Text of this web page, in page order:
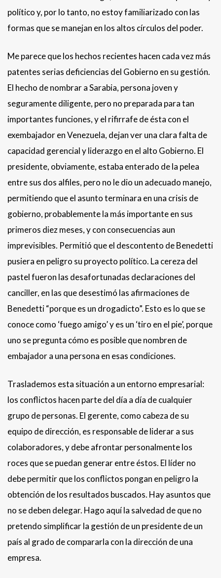
político y, por lo tanto, no estoy familiarizado con las
formas que se manejan en los altos círculos del poder.
Me parece que los hechos recientes hacen cada vez más
patentes serias deficiencias del Gobierno en su gestión.
El hecho de nombrar a Sarabia, persona joven y
seguramente diligente, pero no preparada para tan
importantes funciones, y el rifirrafe de ésta con el
exembajador en Venezuela, dejan ver una clara falta de
capacidad gerencial y liderazgo en el alto Gobierno. El
presidente, obviamente, estaba enterado de la pelea
entre sus dos alfiles, pero no le dio un adecuado manejo,
permitiendo que el asunto terminara en una crisis de
gobierno, probablemente la más importante en sus
primeros diez meses, y con consecuencias aun
imprevisibles. Permitió que el descontento de Benedetti
pusiera en peligro su proyecto político. La cereza del
pastel fueron las desafortunadas declaraciones del
canciller, en las que desestimó las afirmaciones de
Benedetti “porque es un drogadicto”. Esto es lo que se
conoce como ‘fuego amigo’ y es un ‘tiro en el pie’, porque
uno se pregunta cómo es posible que nombren de
embajador a una persona en esas condiciones.
Traslademos esta situación a un entorno empresarial:
los conflictos hacen parte del día a día de cualquier
grupo de personas. El gerente, como cabeza de su
equipo de dirección, es responsable de liderar a sus
colaboradores, y debe afrontar personalmente los
roces que se puedan generar entre éstos. El líder no
debe permitir que los conflictos pongan en peligro la
obtención de los resultados buscados. Hay asuntos que
no se deben delegar. Hago aquí la salvedad de que no
pretendo simplificar la gestión de un presidente de un
país al grado de compararla con la dirección de una
empresa.